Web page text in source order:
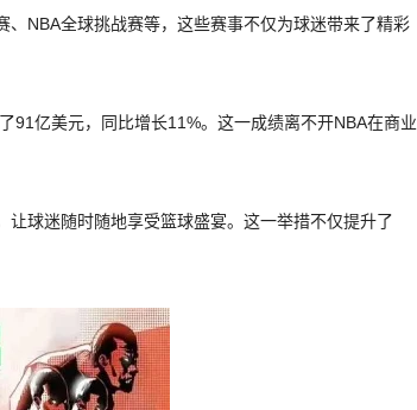
NBA全球挑战赛等，这些赛事不仅为球迷带来了精彩
91亿美元，同比增长11%。这一成绩离不开NBA在商业
球迷随时随地享受篮球盛宴。这一举措不仅提升了